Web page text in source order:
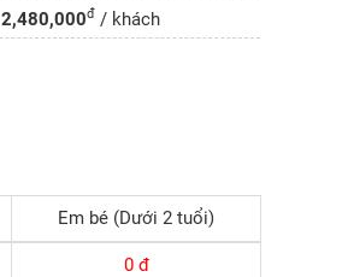
2,480,000đ / khách
Em bé (Dưới 2 tuổi)
0đ